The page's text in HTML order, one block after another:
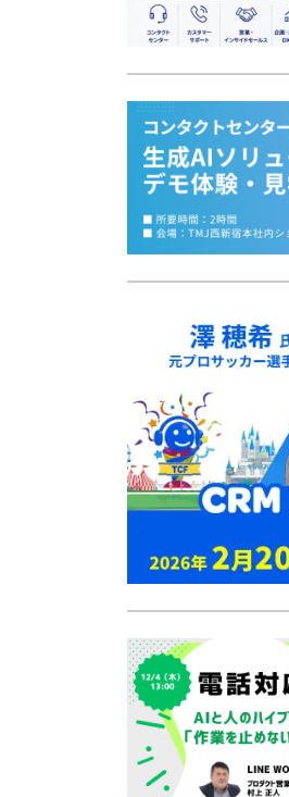
NPS導入支援サービス
WEB制作サービス